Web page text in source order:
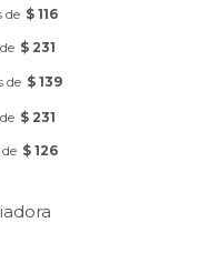
de $ 116
$ 231
de $ 139
$ 231
$ 126